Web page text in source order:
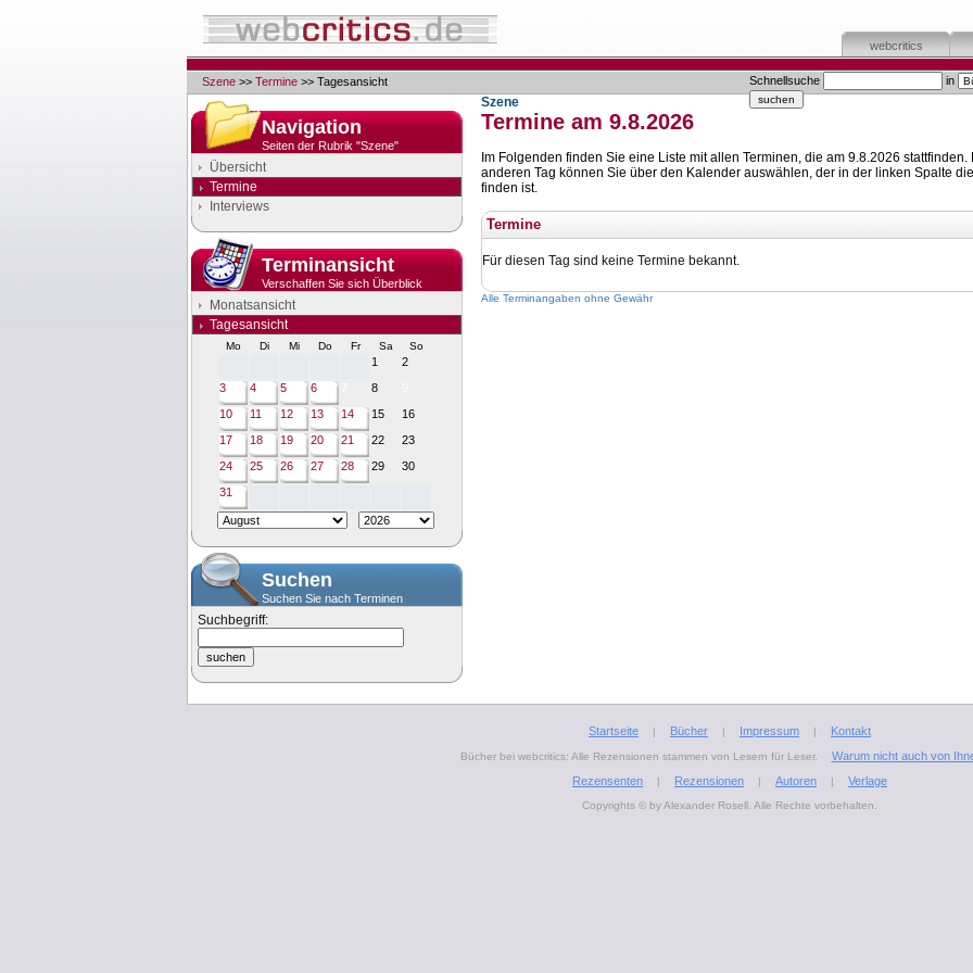
webcritics
Schnellsuche in
Szene >> Termine >> Tagesansicht
Navigation
Seiten der Rubrik "Szene"
Übersicht
Termine
Interviews
Terminansicht
Verschaffen Sie sich Überblick
Monatsansicht
Tagesansicht
Mo Di Mi Do Fr Sa So
1
2
3
4 5 6 8
10
11 12 13 14 15
16
17
18 19 20 21 22
23
24
25 26 27 28 29
30
31
Suchen
Suchen Sie nach Terminen
Suchbegriff:
Szene
Termine am 9.8.2026
Im Folgenden finden Sie eine Liste mit allen Terminen, die am 9.8.2026 stattfinden.
anderen Tag können Sie über den Kalender auswählen, der in der linken Spalte
finden ist.
Termine
Für diesen Tag sind keine Termine bekannt.
Alle Terminangaben ohne Gewähr
Startseite | Bücher | Impressum | Kontakt
Bücher bei webcritics: Alle Rezensionen stammen von Lesern für Leser.
Warum nicht auch von
Rezensenten
| Rezensionen | Autoren | Verlage
Copyrights © by Alexander Rosell. Alle Rechte vorbehalten.